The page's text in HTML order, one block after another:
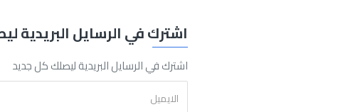
اشترك في الرسايل البريدية
اشترك في الرسايل البريدية ليصلك كل جديد